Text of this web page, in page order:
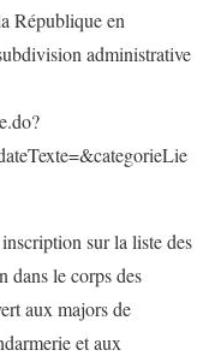
République en
administrative
sur la liste des
dans le corps des
aux majors de
et aux